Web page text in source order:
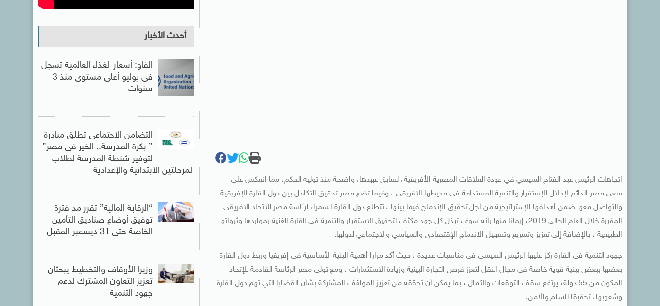
اتجاهات الرئيس عبد الفتاح السيسي في عودة العلاقات المصرية الأفريقية، لسابق عهدها، واضحة منذ توليه الحكم، مما انعكس على
سعى مصر الدائم لإحلال الإستقرار والتنمية المستدامة فى محيطها الإفريقى ، وفيما تضع مصر تحقيق التكامل بين دول القارة الإفريقية
والتواصل معها ضمن أهدافها الإستراتيجية من أجل تحقيق الإندماج فيما بينها ، تتطلع دول القارة السمراء لرئاسة مصر للإتحاد الإفريقى
المقررة خلال العام الحالى 2019، إيمانا منها بأنه سوف تبذل كل جهد مكثف لتحقيق الاستقرار والتنمية فى القارة الغنية بمواردها وثرواتها
الطبيعية ، بالإضافة إلى تعزيز وتسريع وتسهيل الاندماج الإقتصادى والسياسي والاجتماعي لدولها.
جهود التنمية فى القارة ركز عليها الرئيس السيسى فى مناسبات عديدة ، حيث أكد مرارا أهمية البنية الأساسية فى إفريقيا وربط دول القارة
بعضها ببعض ببنية قوية خاصة فى مجال النقل لتعزز فرص التجارة البينية وزيادة الاستثمارات ، ومع تولى مصر الرئاسة القادمة للإتحاد
المكون من 55 دولة، يرتفع سقف التوقعات والآمال ، بما يمكن أن تحققه من تعزيز المواقف المشتركة بشأن القضايا التي تهم دول القارة
وشعوبها، تحقيقا للسلم والأمن.
أحدث الأخبار
الفاو: أسعار الغذاء العالمية تسجل
فى يوليو أعلى مستوى منذ 3
سنوات
التضامن الاجتماعى تطلق مبادرة
” بكرة المدرسة.. الخير فى مصر”
لتوفير شنطة المدرسة لطلاب
المرحلتين الابتدائية والإعدادية
“الرقابة المالية” تقرر مد فترة
توفيق أوضاع صناديق التأمين
الخاصة حتى 31 ديسمبر المقبل
وزيرا الأوقاف والتخطيط يبحثان
تعزيز التعاون المشترك لدعم
جهود التنمية